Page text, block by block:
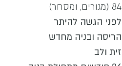
84 (מגורים, ומסחר)
לפני הגשה להיתר
הריסה ובניה מחדש
זית ולב